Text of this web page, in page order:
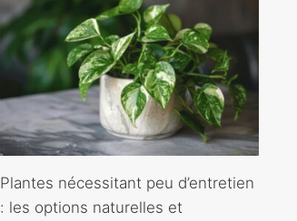
Plantes nécessitant peu d’entretien
: les options naturelles et